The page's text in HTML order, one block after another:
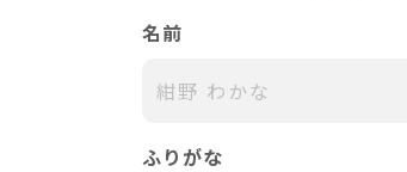
名前
ふりがな